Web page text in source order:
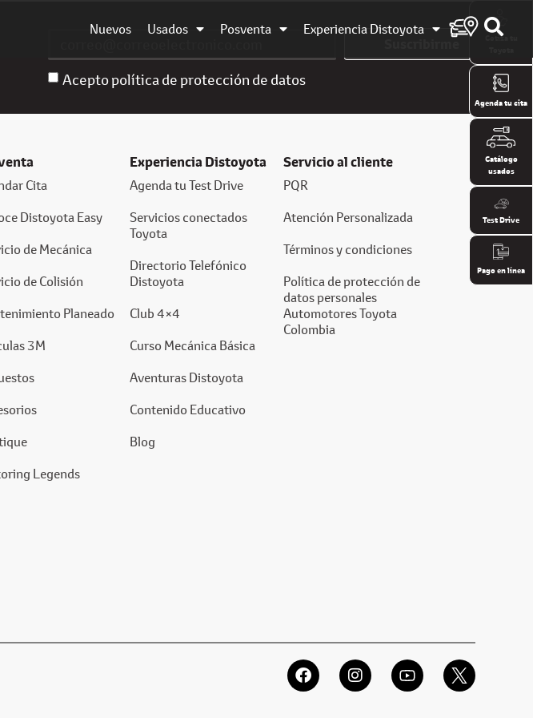
Nuevos Usados Posventa Experiencia Distoyota
Acepto política de protección de datos
Suscribirme
Cita
Distoyota Easy
de Mecánica
de Colisión
Planeado
3M
Legends
Experiencia Distoyota
Agenda tu Test Drive
Servicios conectados
Toyota
Directorio Telefónico
Distoyota
Club 4×4
Curso Mecánica Básica
Aventuras Distoyota
Contenido Educativo
Blog
Servicio al cliente
PQR
Atención Personalizada
Términos y condiciones
Política de protección de
datos personales
Automotores Toyota
Colombia
Cotiza tu
Agenda tu cita
Catálogo
usados
Test Drive
Pago en línea